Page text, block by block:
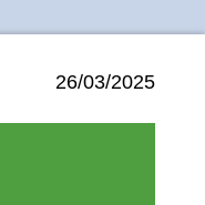
26/03/2025